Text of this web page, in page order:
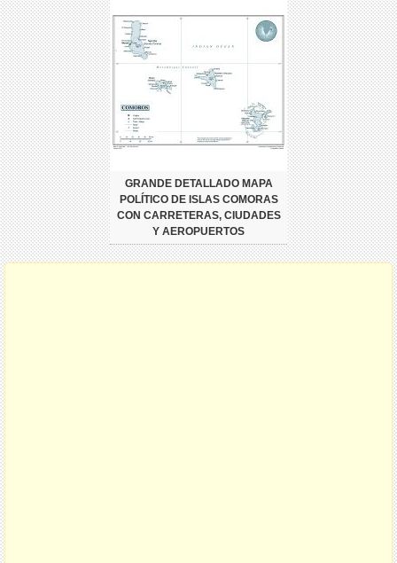
GRANDE DETALLADO MAPA
POLÍTICO DE ISLAS COMORAS
CON CARRETERAS, CIUDADES
Y AEROPUERTOS